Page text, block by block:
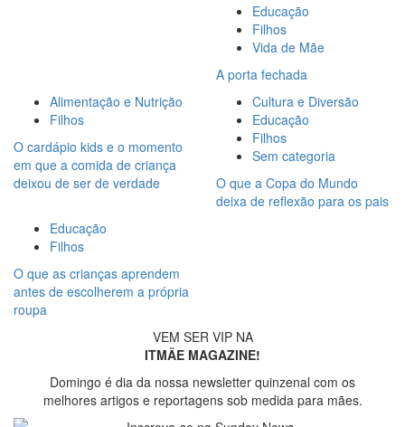
Educação
Filhos
Vida de Mãe
A porta fechada
Alimentação e Nutrição
Filhos
O cardápio kids e o momento
em que a comida de criança
deixou de ser de verdade
Cultura e Diversão
Educação
Filhos
Sem categoria
O que a Copa do Mundo
deixa de reflexão para os pais
Educação
Filhos
O que as crianças aprendem
antes de escolherem a própria
roupa
VEM SER VIP NA
ITMÃE MAGAZINE!
Domingo é dia da nossa newsletter quinzenal com os
melhores artigos e reportagens sob medida para mães.